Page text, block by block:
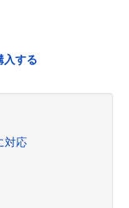
入する
対応